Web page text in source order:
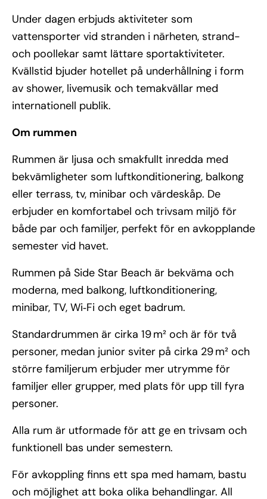
Under dagen erbjuds aktiviteter som
vattensporter vid stranden i närheten, strand-
och poollekar samt lättare sportaktiviteter.
Kvällstid bjuder hotellet på underhållning i form
av shower, livemusik och temakvällar med
internationell publik.
Om rummen
Rummen är ljusa och smakfullt inredda med
bekvämligheter som luftkonditionering, balkong
eller terrass, tv, minibar och värdeskåp. De
erbjuder en komfortabel och trivsam miljö för
både par och familjer, perfekt för en avkopplande
semester vid havet.
Rummen på Side Star Beach är bekväma och
moderna, med balkong, luftkonditionering,
minibar, TV, Wi‑Fi och eget badrum.
Standardrummen är cirka 19 m² och är för två
personer, medan junior sviter på cirka 29 m² och
större familjerum erbjuder mer utrymme för
familjer eller grupper, med plats för upp till fyra
personer.
Alla rum är utformade för att ge en trivsam och
funktionell bas under semestern.
För avkoppling finns ett spa med hamam, bastu
och möjlighet att boka olika behandlingar. All